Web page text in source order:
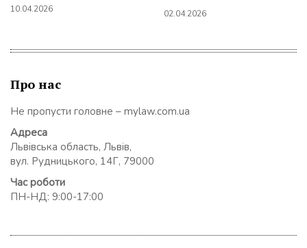
10.04.2026 02.04.2026
Про нас
Не пропусти головне – mylaw.com.ua
Адреса
Львівська область, Львів,
вул. Рудницького, 14Г, 79000
Час роботи
ПН-НД: 9:00-17:00